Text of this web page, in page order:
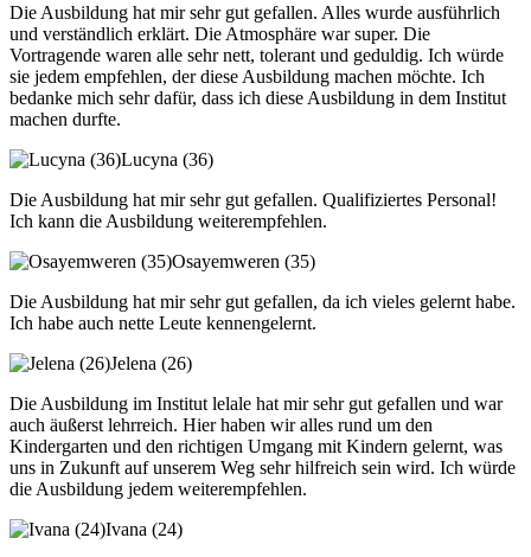
Die Ausbildung hat mir sehr gut gefallen. Alles wurde ausführlich
und verständlich erklärt. Die Atmosphäre war super. Die
Vortragende waren alle sehr nett, tolerant und geduldig. Ich würde
sie jedem empfehlen, der diese Ausbildung machen möchte. Ich
bedanke mich sehr dafür, dass ich diese Ausbildung in dem Institut
machen durfte.
Lucyna (36)
Die Ausbildung hat mir sehr gut gefallen. Qualifiziertes Personal!
Ich kann die Ausbildung weiterempfehlen.
Osayemweren (35)
Die Ausbildung hat mir sehr gut gefallen, da ich vieles gelernt habe.
Ich habe auch nette Leute kennengelernt.
Jelena (26)
Die Ausbildung im Institut lelale hat mir sehr gut gefallen und war
auch äußerst lehrreich. Hier haben wir alles rund um den
Kindergarten und den richtigen Umgang mit Kindern gelernt, was
uns in Zukunft auf unserem Weg sehr hilfreich sein wird. Ich würde
die Ausbildung jedem weiterempfehlen.
Ivana (24)